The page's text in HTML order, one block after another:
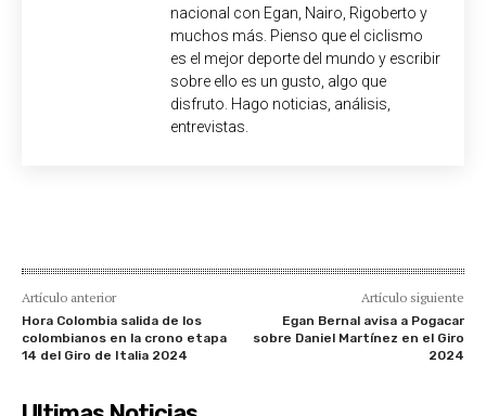
nacional con Egan, Nairo, Rigoberto y
muchos más. Pienso que el ciclismo
es el mejor deporte del mundo y escribir
sobre ello es un gusto, algo que
disfruto. Hago noticias, análisis,
entrevistas.
Artículo anterior
Hora Colombia salida de los
colombianos en la crono etapa
14 del Giro de Italia 2024
Artículo siguiente
Egan Bernal avisa a Pogacar
sobre Daniel Martínez en el Giro
2024